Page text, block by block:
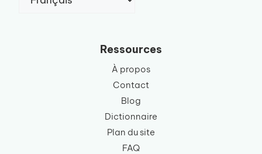
une
Ressources
À propos
Contact
Blog
Dictionnaire
Plan du site
FAQ